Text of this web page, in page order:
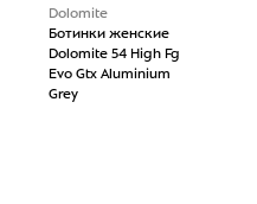
Dolomite
Ботинки женские
Dolomite 54 High Fg
Evo Gtx Aluminium
Grey